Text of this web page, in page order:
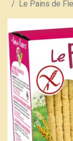
Le Pains de